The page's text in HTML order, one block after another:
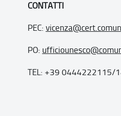
CONTATTI
PEC:
PO:
TEL: +39 0444222115/